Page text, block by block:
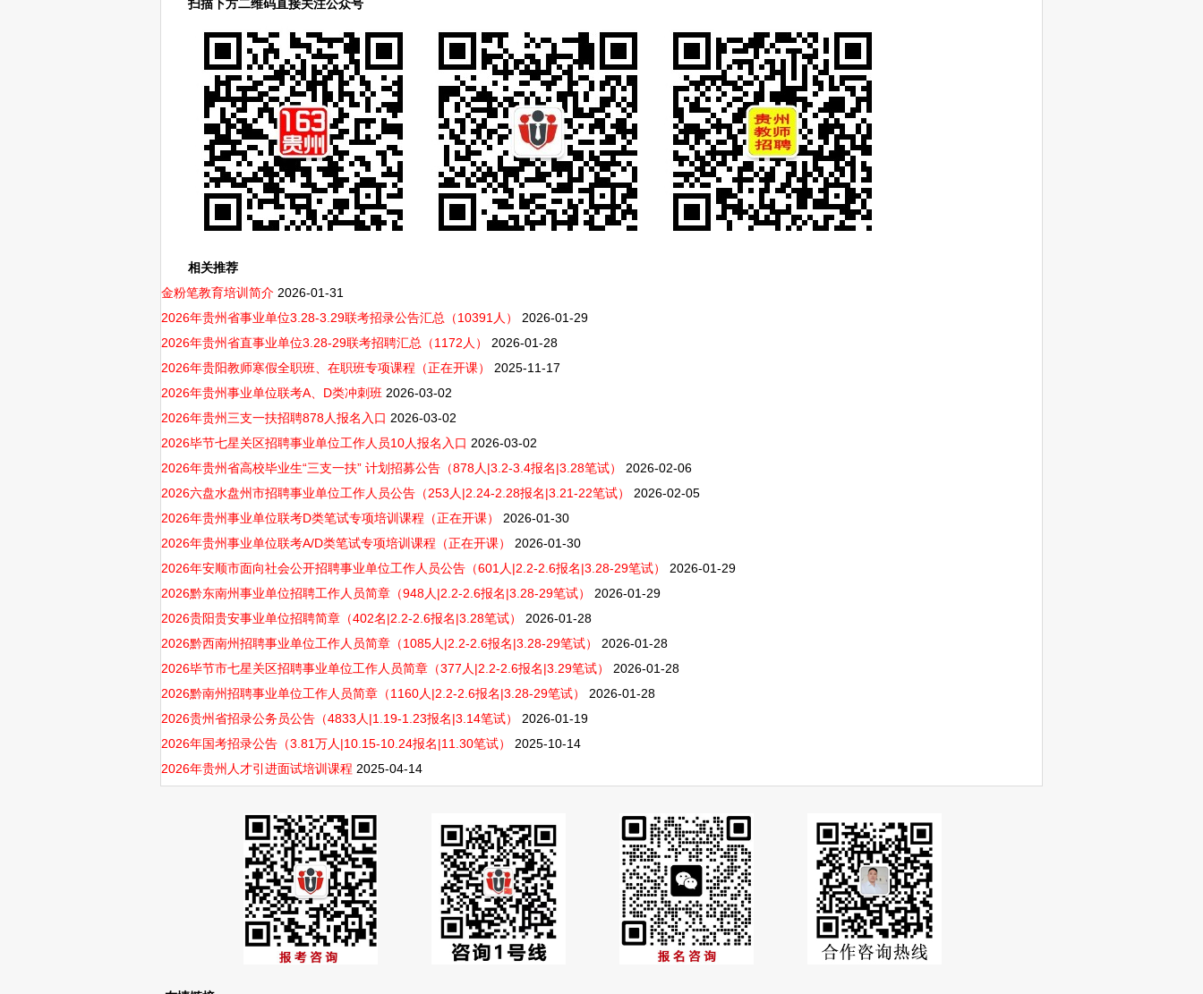
扫描下方二维码直接关注公众号
相关推荐
金粉笔教育培训简介 2026-01-31
2026年贵州省事业单位3.28-3.29联考招录公告汇总（10391人）
2026-01-29
2026年贵州省直事业单位3.28-29联考招聘汇总（1172人）
2026-01-28
2026年贵阳教师寒假全职班、在职班专项课程（正在开课）
2025-11-17
2026年贵州事业单位联考A、D类冲刺班 2026-03-02
2026年贵州三支一扶招聘878人报名入口 2026-03-02
2026毕节七星关区招聘事业单位工作人员10人报名入口 2026-03-02
2026年贵州省高校毕业生“三支一扶” 计划招募公告（878人|3.2-3.4报名|3.28笔试）
2026-02-06
2026六盘水盘州市招聘事业单位工作人员公告（253人|2.24-2.28报名|3.21-22笔试）
2026-02-05
2026年贵州事业单位联考D类笔试专项培训课程（正在开课）
2026-01-30
2026年贵州事业单位联考A/D类笔试专项培训课程（正在开课）
2026-01-30
2026年安顺市面向社会公开招聘事业单位工作人员公告（601人|2.2-2.6报名|3.28-29笔试）
2026-01-29
2026黔东南州事业单位招聘工作人员简章（948人|2.2-2.6报名|3.28-29笔试）
2026-01-29
2026贵阳贵安事业单位招聘简章（402名|2.2-2.6报名|3.28笔试）
2026-01-28
2026黔西南州招聘事业单位工作人员简章（1085人|2.2-2.6报名|3.28-29笔试）
2026-01-28
2026毕节市七星关区招聘事业单位工作人员简章（377人|2.2-2.6报名|3.29笔试）
2026-01-28
2026黔南州招聘事业单位工作人员简章（1160人|2.2-2.6报名|3.28-29笔试）
2026-01-28
2026贵州省招录公务员公告（4833人|1.19-1.23报名|3.14笔试）
2026-01-19
2026年国考招录公告（3.81万人|10.15-10.24报名|11.30笔试）
2025-10-14
2026年贵州人才引进面试培训课程 2025-04-14